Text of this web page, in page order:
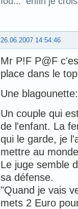
26.06.2007 14:54:46
Mr P!F P@F
place dans le
Une blagounette:
Un couple qui
de l'enfant. La
qui le garde, je
mettre au
Le juge semble
sa défense.
"Quand je vais
mets 2 Euro